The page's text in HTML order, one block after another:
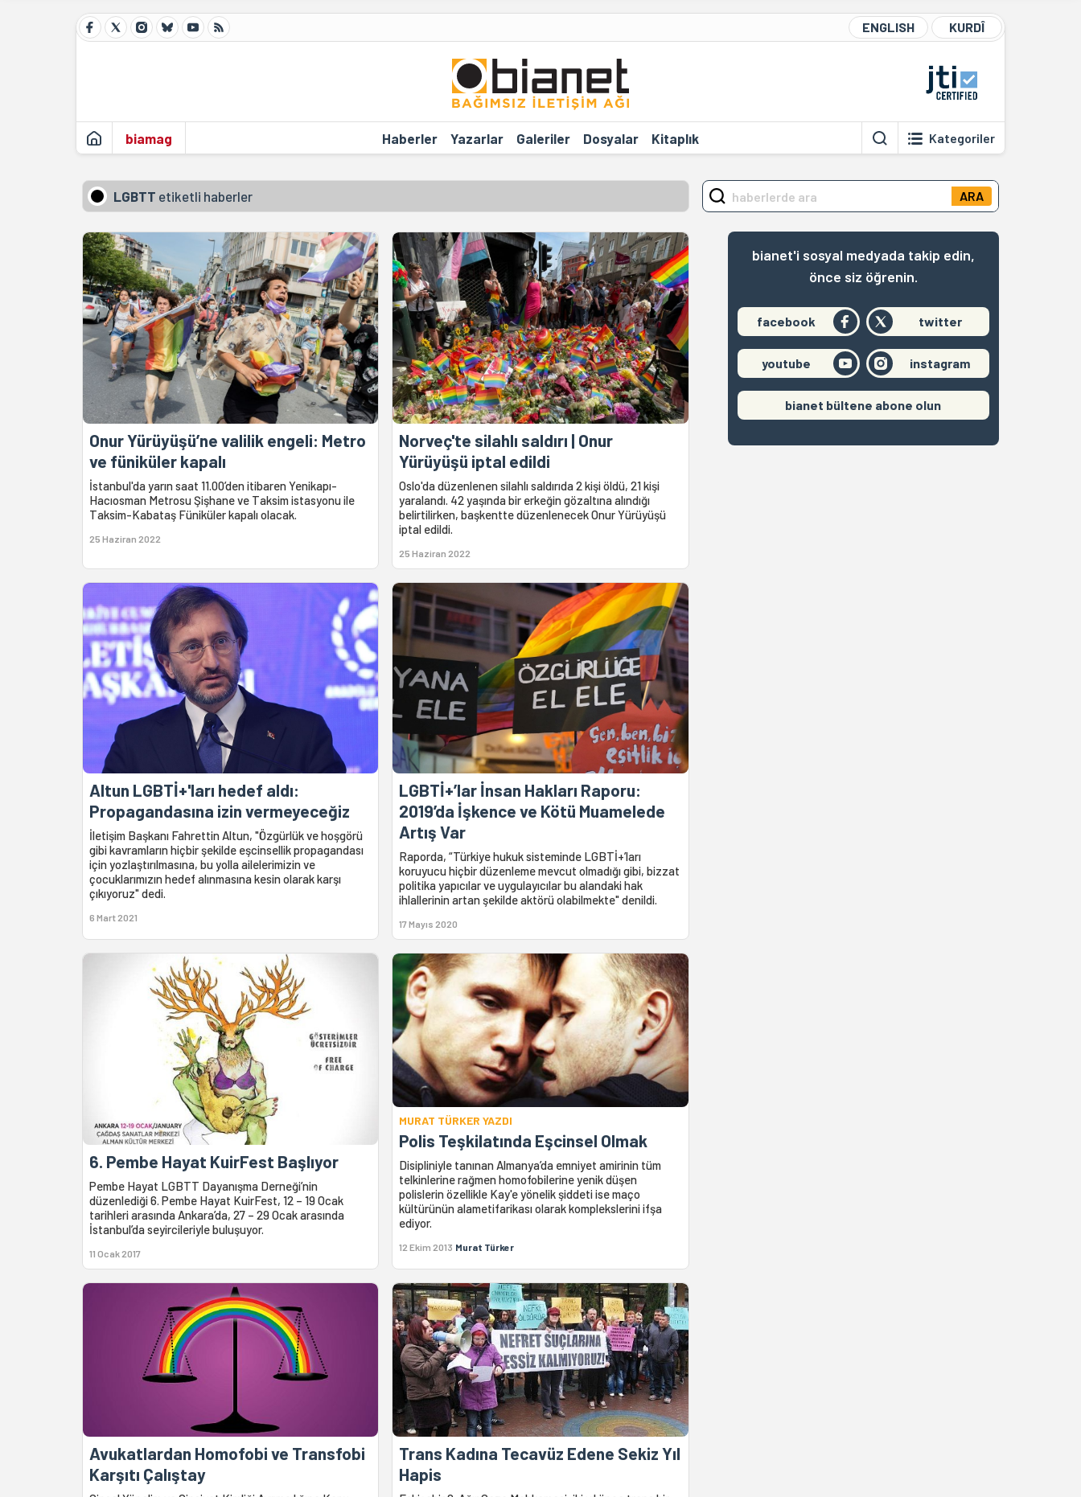
ENGLISH KURDÎ
biamag Haberler Yazarlar Galeriler Dosyalar Kitaplık Kategoriler
LGBTT etiketli haberler
Onur Yürüyüşü’ne valilik engeli: Metro
ve füniküler kapalı
İstanbul'da yarın saat 11.00’den itibaren Yenikapı-
Hacıosman Metrosu Şişhane ve Taksim istasyonu ile
Taksim-Kabataş Füniküler kapalı olacak.
25 Haziran 2022
Norveç'te silahlı saldırı | Onur
Yürüyüşü iptal edildi
Oslo'da düzenlenen silahlı saldırıda 2 kişi öldü, 21 kişi
yaralandı. 42 yaşında bir erkeğin gözaltına alındığı
belirtilirken, başkentte düzenlenecek Onur Yürüyüşü
iptal edildi.
25 Haziran 2022
Altun LGBTİ+'ları hedef aldı:
Propagandasına izin vermeyeceğiz
İletişim Başkanı Fahrettin Altun, "Özgürlük ve hoşgörü
gibi kavramların hiçbir şekilde eşcinsellik propagandası
için yozlaştırılmasına, bu yolla ailelerimizin ve
çocuklarımızın hedef alınmasına kesin olarak karşı
çıkıyoruz" dedi.
6 Mart 2021
LGBTİ+’lar İnsan Hakları Raporu:
2019’da İşkence ve Kötü Muamelede
Artış Var
Raporda, “Türkiye hukuk sisteminde LGBTİ+’ları
koruyucu hiçbir düzenleme mevcut olmadığı gibi, bizzat
politika yapıcılar ve uygulayıcılar bu alandaki hak
ihlallerinin artan şekilde aktörü olabilmekte" denildi.
17 Mayıs 2020
6. Pembe Hayat KuirFest Başlıyor
Pembe Hayat LGBTT Dayanışma Derneği’nin
düzenlediği 6. Pembe Hayat KuirFest, 12 – 19 Ocak
tarihleri arasında Ankara’da, 27 – 29 Ocak arasında
İstanbul’da seyircileriyle buluşuyor.
11 Ocak 2017
MURAT TÜRKER YAZDI
Polis Teşkilatında Eşcinsel Olmak
Disipliniyle tanınan Almanya’da emniyet amirinin tüm
telkinlerine rağmen homofobilerine yenik düşen
polislerin özellikle Kay'e yönelik şiddeti ise maço
kültürünün alametifarikası olarak komplekslerini ifşa
ediyor.
12 Ekim 2013 Murat Türker
Avukatlardan Homofobi ve Transfobi
Karşıtı Çalıştay
Trans Kadına Tecavüz Edene Sekiz Yıl
Hapis
ARA
bianet'i sosyal medyada takip edin,
önce siz öğrenin.
facebook twitter
youtube instagram
bianet bültene abone olun